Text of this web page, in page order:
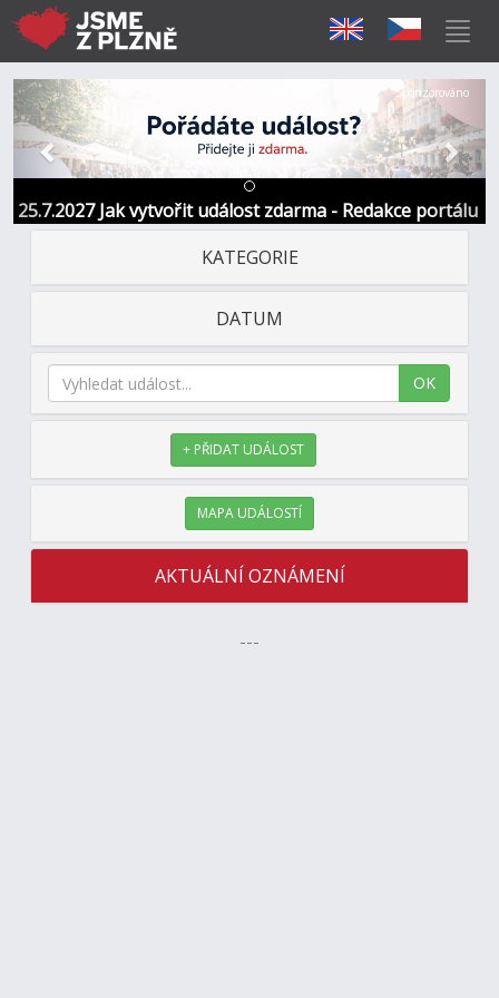
25.7.2027 Jak vytvořit událost zdarma - Redakce portálu
Předchozí Další
Sponzorováno
KATEGORIE
DATUM
OK
+ PŘIDAT UDÁLOST
MAPA UDÁLOSTÍ
AKTUÁLNÍ OZNÁMENÍ
---